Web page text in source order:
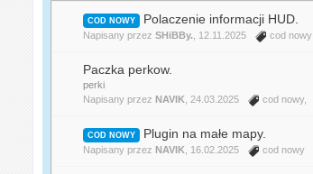
COD NOWY Polaczenie informacji HUD.
Napisany przezSHiBBy. , 12.11.2025 cod nowy
Paczka perkow.
perki
Napisany przez NAVIK , 24.03.2025 cod nowy,
COD NOWY Plugin na małe mapy.
Napisany przez NAVIK , 16.02.2025 cod nowy